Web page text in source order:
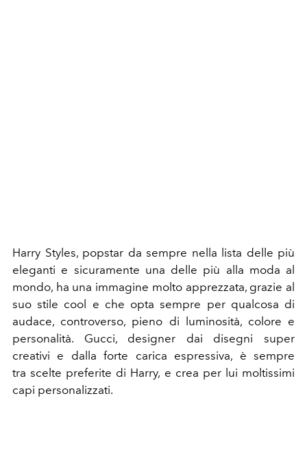
Harry Styles, popstar da sempre nella lista delle più
eleganti e sicuramente una delle più alla moda al
mondo, ha una immagine molto apprezzata, grazie al
suo stile cool e che opta sempre per qualcosa di
audace, controverso, pieno di luminosità, colore e
personalità. Gucci, designer dai disegni super
creativi e dalla forte carica espressiva, è sempre
tra scelte preferite di Harry, e crea per lui moltissimi
capi personalizzati.